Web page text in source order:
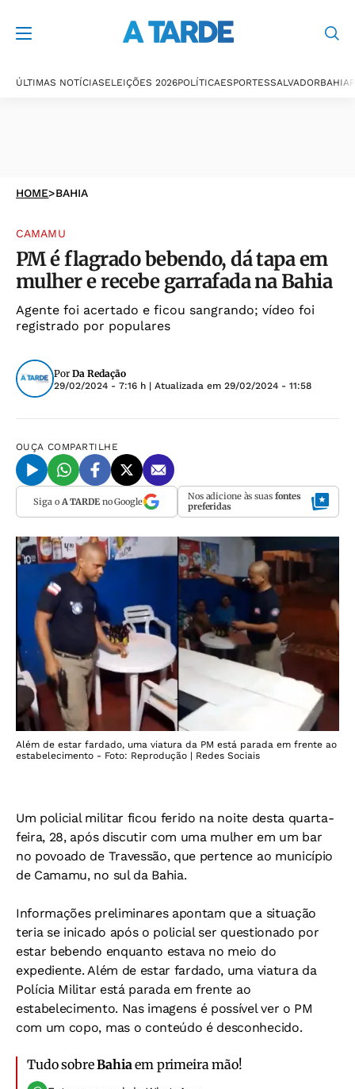
ÚLTIMAS NOTÍCIASELEIÇÕES 2026POLÍTICAESPORTESSALVADORBAHIA
HOME>BAHIA
CAMAMU
PM é flagrado bebendo, dá tapa em
mulher e recebe garrafada na Bahia
Agente foi acertado e ficou sangrando; vídeo foi
registrado por populares
Por Da Redação
29/02/2024 - 7:16 h | Atualizada em 29/02/2024 - 11:58
OUÇA COMPARTILHE
Siga o A TARDEno Google Nos adicione às suas fontes
preferidas
Além de estar fardado, uma viatura da PM está parada em frente ao
estabelecimento - Foto: Reprodução | Redes Sociais
Um policial militar ficou ferido na noite desta quarta-
feira, 28, após discutir com uma mulher em um bar
no povoado de Travessão, que pertence ao município
de Camamu, no sul da Bahia.
Informações preliminares apontam que a situação
teria se inicado após o policial ser questionado por
estar bebendo enquanto estava no meio do
expediente. Além de estar fardado, uma viatura da
Polícia Militar está parada em frente ao
estabelecimento. Nas imagens é possível ver o PM
com um copo, mas o conteúdo é desconhecido.
Tudo sobreBahia em primeira mão!